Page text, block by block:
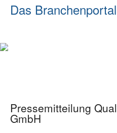
Das
Pressemitteilung
GmbH